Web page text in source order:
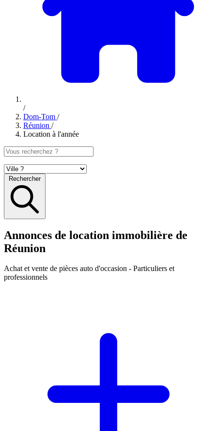
/
Dom-Tom /
Réunion /
Location à l'année
Rechercher
Annonces de location immobilière de
Réunion
Achat et vente de pièces auto d'occasion - Particuliers et
professionnels